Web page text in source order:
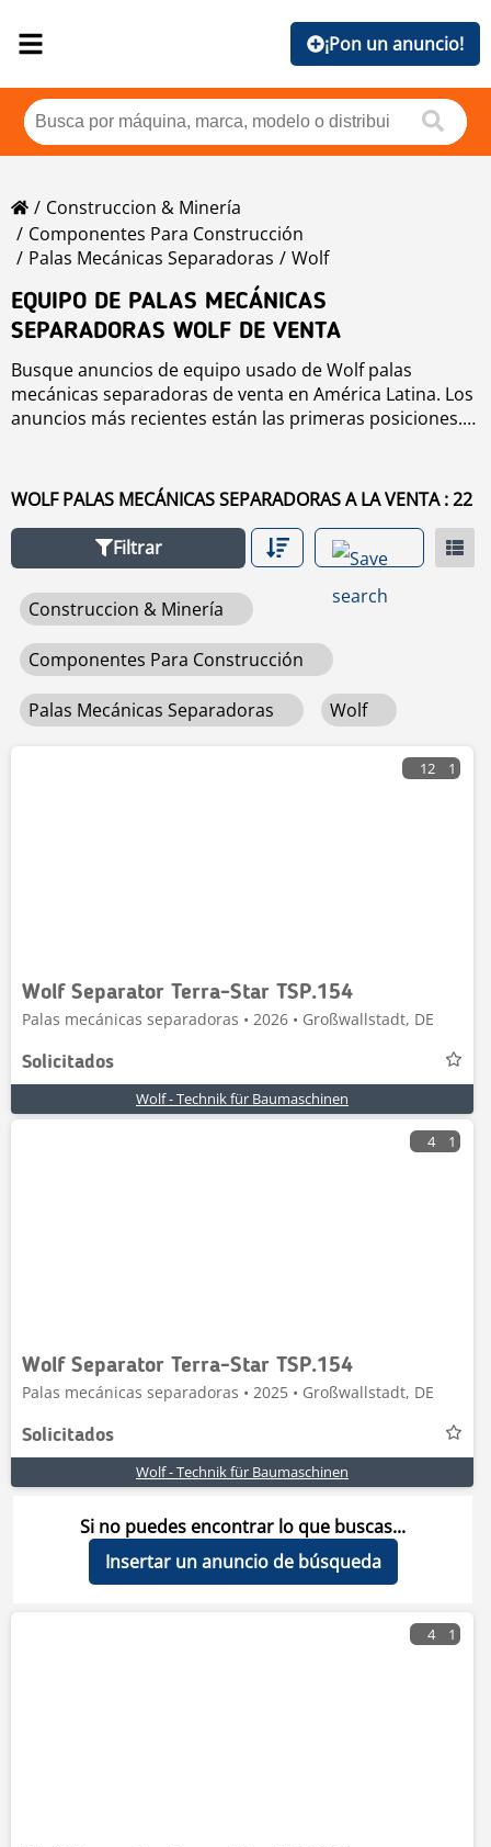
¡Pon un anuncio!
Construccion & Minería
Componentes Para Construcción
Palas Mecánicas Separadoras
Wolf
EQUIPO DE PALAS MECÁNICAS
SEPARADORAS WOLF DE VENTA
Busque anuncios de equipo usado de Wolf palas
mecánicas separadoras de venta en América Latina. Los
anuncios más recientes están las primeras posiciones.
precio, horas de uso, país. Para buscar cualquier equipo
separadoras.
WOLF PALAS MECÁNICAS SEPARADORAS A LA VENTA : 22
Filtrar
Construccion & Minería
Componentes Para Construcción
Palas Mecánicas Separadoras Wolf
12 1
Wolf Separator Terra-Star TSP.154
Palas mecánicas separadoras • 2026 • Großwallstadt, DE
Solicitados
Wolf - Technik für Baumaschinen
4 1
Wolf Separator Terra-Star TSP.154
Palas mecánicas separadoras • 2025 • Großwallstadt, DE
Solicitados
Wolf - Technik für Baumaschinen
Si no puedes encontrar lo que buscas...
Insertar un anuncio de búsqueda
4 1